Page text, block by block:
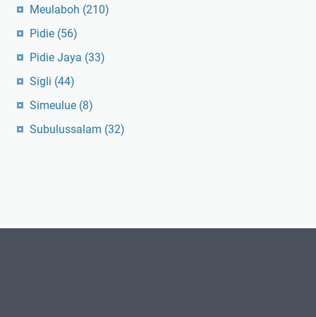
Meulaboh (210)
Pidie (56)
Pidie Jaya (33)
Sigli (44)
Simeulue (8)
Subulussalam (32)